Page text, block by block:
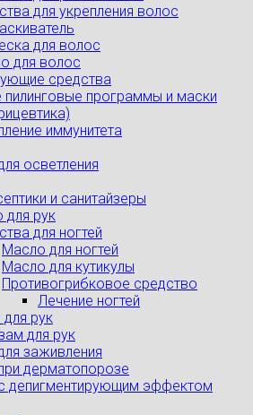
для укрепления волос
для волос
для волос
средства
программы и маски
иммунитета
осветления
и санитайзеры
для рук
для ногтей
Масло для ногтей
Масло для кутикулы
Противогрибковое средство
Лечение ногтей
рук
для рук
заживления
дерматопорозе
депигментирующим эффектом